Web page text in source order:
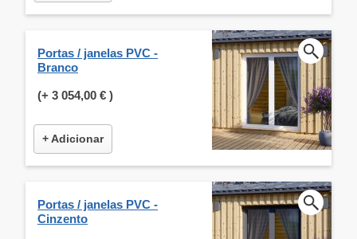
Portas / janelas PVC -
Branco
(+ 3 054,00 € )
+ Adicionar
Portas / janelas PVC -
Cinzento